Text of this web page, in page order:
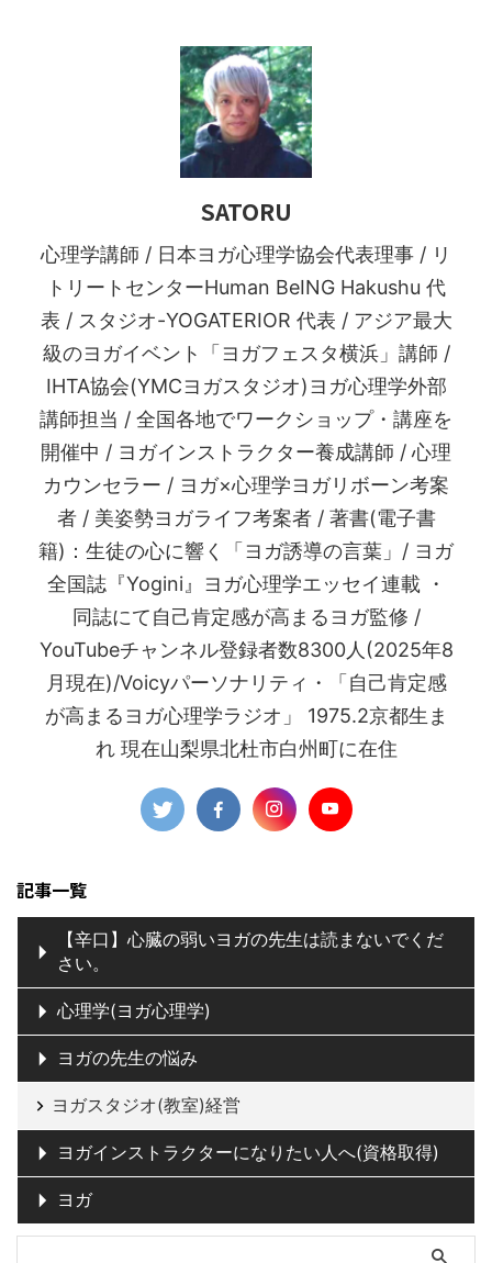
SATORU
心理学講師 / 日本ヨガ心理学協会代表理事 / リ
トリートセンターHuman BeING Hakushu 代
表 / スタジオ-YOGATERIOR 代表 / アジア最大
級のヨガイベント「ヨガフェスタ横浜」講師 /
IHTA協会(YMCヨガスタジオ)ヨガ心理学外部
講師担当 / 全国各地でワークショップ・講座を
開催中 / ヨガインストラクター養成講師 / 心理
カウンセラー / ヨガ×心理学ヨガリボーン考案
者 / 美姿勢ヨガライフ考案者 / 著書(電子書
籍)：生徒の心に響く「ヨガ誘導の言葉」/ ヨガ
全国誌『Yogini』ヨガ心理学エッセイ連載 ・
同誌にて自己肯定感が高まるヨガ監修 /
YouTubeチャンネル登録者数8300人(2025年8
月現在)/Voicyパーソナリティ・「自己肯定感
が高まるヨガ心理学ラジオ」 1975.2京都生ま
れ 現在山梨県北杜市白州町に在住
記事一覧
【辛口】心臓の弱いヨガの先生は読まないでくだ
さい。
心理学(ヨガ心理学)
ヨガの先生の悩み
ヨガスタジオ(教室)経営
ヨガインストラクターになりたい人へ(資格取得)
ヨガ